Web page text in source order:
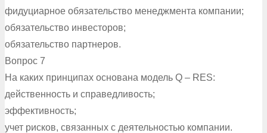
фидуциарное обязательство менеджмента компании;
обязательство инвесторов;
обязательство партнеров.
Вопрос 7
На каких принципах основана модель Q – RES:
действенность и справедливость;
эффективность;
учет рисков, связанных с деятельностью компании.